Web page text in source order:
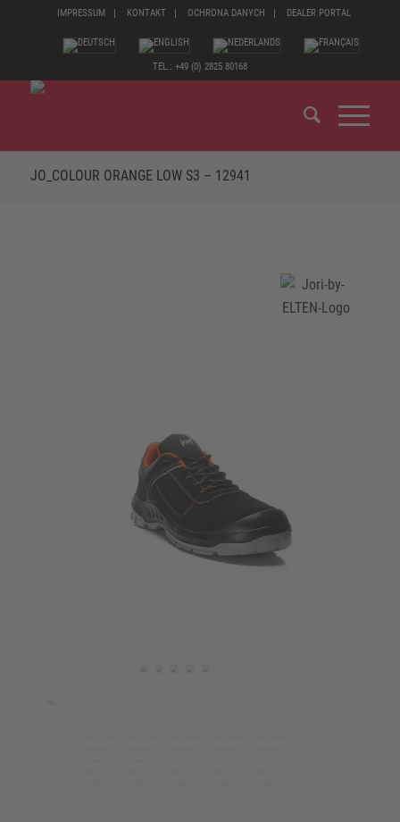
IMPRESSUM KONTAKT OCHRONA DANYCH DEALER PORTAL
TEL.: +49 (0) 2825 80168
JO_COLOUR ORANGE LOW S3 – 12941